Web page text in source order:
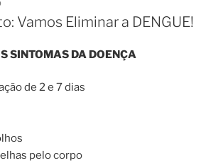
Vamos Eliminar a DENGUE!
SINTOMAS DA DOENÇA
de 2 e 7 dias
pelo corpo